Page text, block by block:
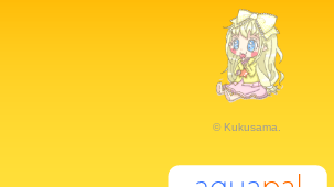
© Kukusama.